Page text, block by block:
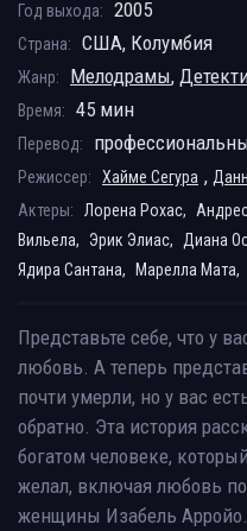
Год выхода: 2005
Страна: США, Колумбия
Жанр: Мелодрамы,
Время: 45 мин
Перевод:
Режиссер: Хайме Сегура ,
Актеры:
Лорена Рохас,
Вильела, Эрик Элиас, Диана
Ядира Сантана,
Марелла Мата,
Представьте себе, что у
любовь. А теперь
почти умерли, но у вас
обратно. Эта история
богатом человеке,
желал, включая любовь
женщины Изабель Арройо.